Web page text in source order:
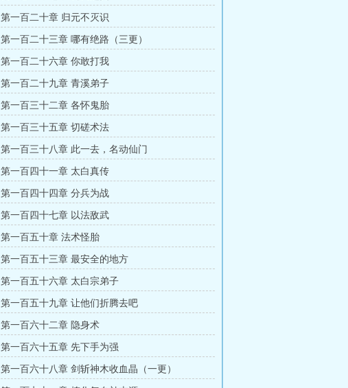
第一百二十章 归元不灭识
第一百二十三章 哪有绝路（三更）
第一百二十六章 你敢打我
第一百二十九章 青溪弟子
第一百三十二章 各怀鬼胎
第一百三十五章 切磋术法
第一百三十八章 此一去，名动仙门
第一百四十一章 太白真传
第一百四十四章 分兵为战
第一百四十七章 以法敌武
第一百五十章 法术怪胎
第一百五十三章 最安全的地方
第一百五十六章 太白宗弟子
第一百五十九章 让他们折腾去吧
第一百六十二章 隐身术
第一百六十五章 先下手为强
第一百六十八章 剑斩神木收血晶（一更）